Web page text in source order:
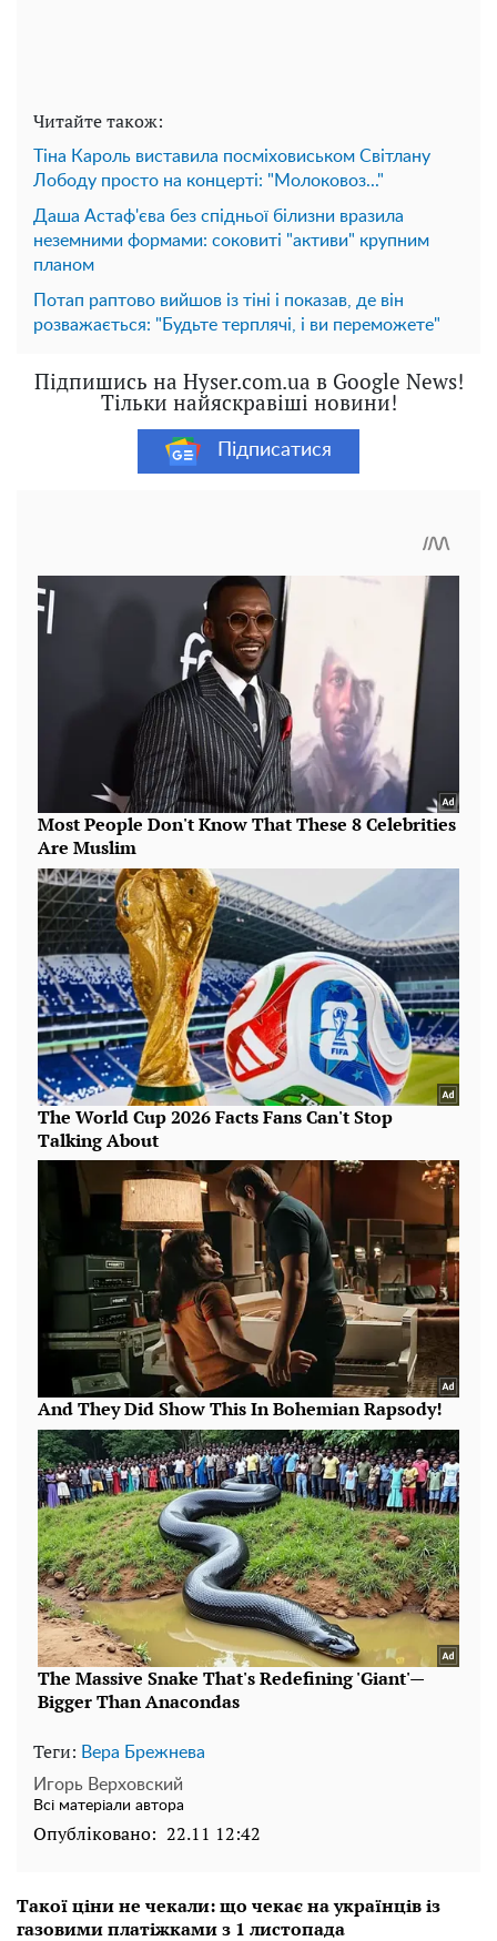
Читайте також:
Тіна Кароль виставила посміховиськом Світлану
Лободу просто на концерті: "Молоковоз..."
Даша Астаф'єва без спідньої білизни вразила
неземними формами: соковиті "активи" крупним
планом
Потап раптово вийшов із тіні і показав, де він
розважається: "Будьте терплячі, і ви переможете"
Підпишись на Hyser.com.ua в Google News!
Тільки найяскравіші новини!
Підписатися
Теги: Вера Брежнева
Игорь Верховский
Всі матеріали автора
Опубліковано: 22.11 12:42
Такої ціни не чекали: що чекає на українців із
газовими платіжками з 1 листопада